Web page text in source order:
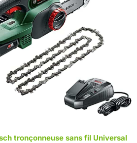
tronçonneuse sans fil Universal